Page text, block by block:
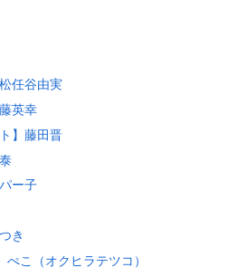
任谷由実
英幸
】藤田晋
ー子
き
ぺこ（オクヒラテツコ）